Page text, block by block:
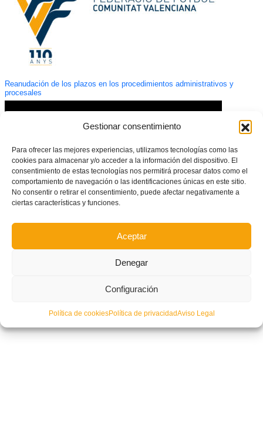
Gestionar consentimiento
Para ofrecer las mejores experiencias, utilizamos tecnologías como las
cookies para almacenar y/o acceder a la información del dispositivo. El
consentimiento de estas tecnologías nos permitirá procesar datos como el
comportamiento de navegación o las identificaciones únicas en este sitio.
No consentir o retirar el consentimiento, puede afectar negativamente a
ciertas características y funciones.
Aceptar
Denegar
Configuración
Política de cookiesPolítica de privacidadAviso Legal
Reanudación de los plazos en los procedimientos administrativos y
procesales
| REPORTAJE | Vicente Núñez, medio siglo de pasión por el fútbol